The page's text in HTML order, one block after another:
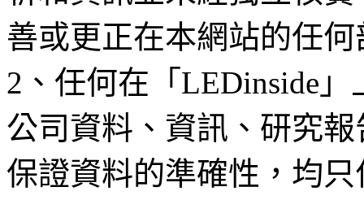
善或更正在本網站的任
2、任何在「LEDinside
公司資料、資訊、研究
保證資料的準確性，均